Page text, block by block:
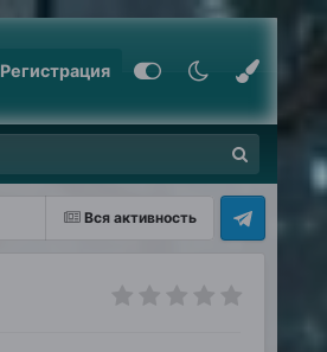
Регистрация
Вся активность